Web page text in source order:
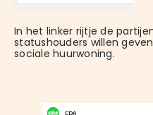
In het linker rijtje de
statushouders willen
sociale huurwoning.